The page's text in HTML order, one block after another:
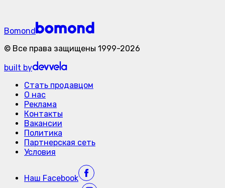
Bomond
© Все права защищены 1999-2026
built by
Стать продавцом
О нас
Реклама
Контакты
Вакансии
Политика
Партнерская сеть
Условия
Наш Facebook